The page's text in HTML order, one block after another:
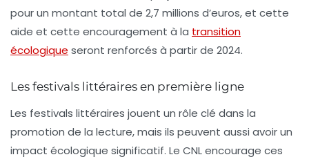
pour un montant total de 2,7 millions d’euros, et cette
aide et cette encouragement à la transition
écologique seront renforcés à partir de 2024.
Les festivals littéraires en première ligne
Les festivals littéraires jouent un rôle clé dans la
promotion de la lecture, mais ils peuvent aussi avoir un
impact écologique significatif. Le CNL encourage ces